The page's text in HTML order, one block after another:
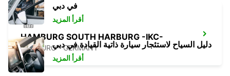
HAMBURG SOUTH HARBURG -IKC-
HAMBURG - GERMANY
في دبي
أقرأ المزيد
دليل السياح لاستئجار سيارة ذاتية القيادة في دبي
أقرأ المزيد